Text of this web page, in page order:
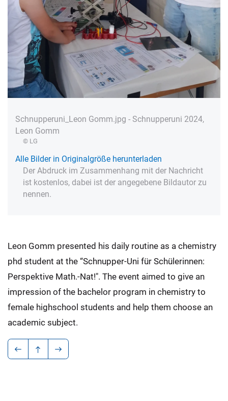
Schnupperuni_Leon Gomm.jpg - Schnupperuni 2024,
Leon Gomm
© LG
Alle Bilder in Originalgröße herunterladen
Der Abdruck im Zusammenhang mit der Nachricht
ist kostenlos, dabei ist der angegebene Bildautor zu
nennen.
Leon Gomm presented his daily routine as a chemistry
phd student at the “Schnupper-Uni für Schülerinnen:
Perspektive Math.-Nat!". The event aimed to give an
impression of the bachelor program in chemistry to
female highschool students and help them choose an
academic subject.